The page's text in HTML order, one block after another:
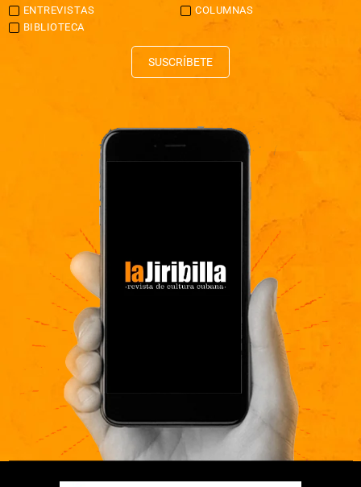
ENTREVISTAS
COLUMNAS
BIBLIOTECA
SUSCRÍBETE